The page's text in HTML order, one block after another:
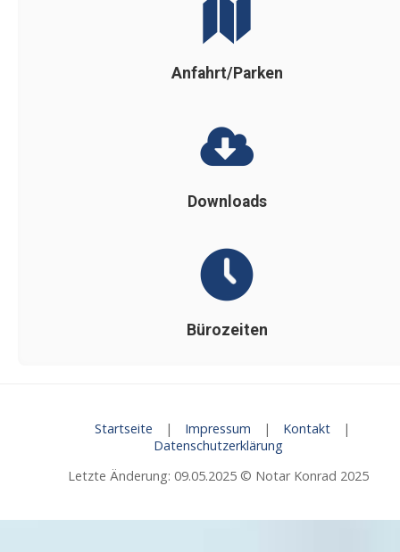
Anfahrt/Parken
Downloads
Bürozeiten
Startseite | Impressum | Kontakt
|
Datenschutzerklärung
Letzte Änderung: 09.05.2025 © Notar Konrad 2025